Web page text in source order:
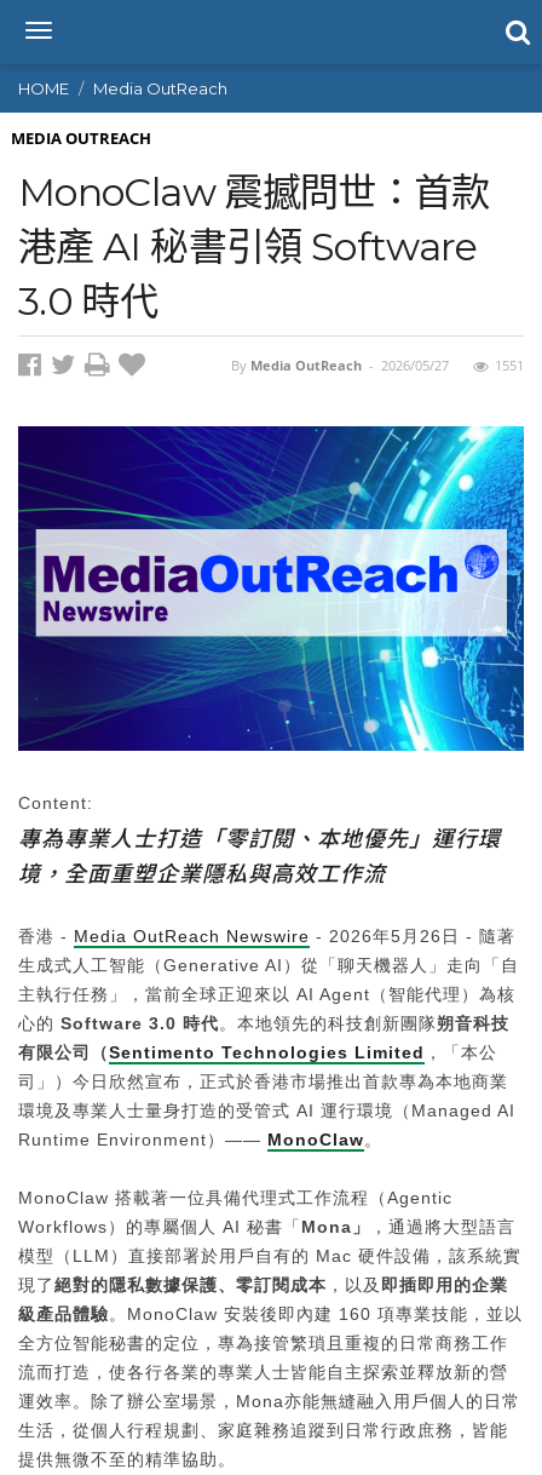
T
g
g
l
n
v
i
a
t
HOME Media OutReach
MEDIA OUTREACH
MonoClaw 震撼問世：首款
港產 AI 秘書引領 Software
3.0 時代
By Media OutReach - 2026/05/27 1551
Content:
專為專業人士打造「零訂閱、本地優先」運行環
境，全面重塑企業隱私與高效工作流
香港 - Media OutReach Newswire - 2026年5月26日 - 隨著
生成式人工智能（Generative AI）從「聊天機器人」走向「自
主執行任務」，當前全球正迎來以 AI Agent（智能代理）為核
心的 Software 3.0 時代。本地領先的科技創新團隊朔音科技
有限公司（Sentimento Technologies Limited ，「本公
司」）今日欣然宣布，正式於香港市場推出首款專為本地商業
環境及專業人士量身打造的受管式 AI 運行環境（Managed AI
Runtime Environment）—— MonoClaw。
MonoClaw 搭載著一位具備代理式工作流程（Agentic
Workflows）的專屬個人 AI 秘書「Mona 」
，通過將大型語言
模型（LLM）直接部署於用戶自有的 Mac 硬件設備，該系統實
現了絕對的隱私數據保護、零訂閱成本 ，以及 即插即用的企業
級產品體驗。MonoClaw 安裝後即內建 160 項專業技能，並以
全方位智能秘書的定位，專為接管繁瑣且重複的日常商務工作
流而打造，使各行各業的專業人士皆能自主探索並釋放新的營
運效率。除了辦公室場景，Mona亦能無縫融入用戶個人的日常
生活，從個人行程規劃、家庭雜務追蹤到日常行政庶務，皆能
提供無微不至的精準協助。